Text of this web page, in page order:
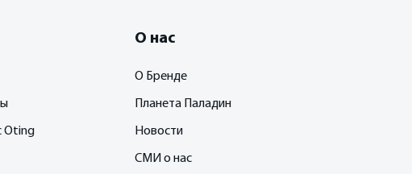
Oting
О нас
О Бренде
Планета Паладин
Новости
СМИ о нас